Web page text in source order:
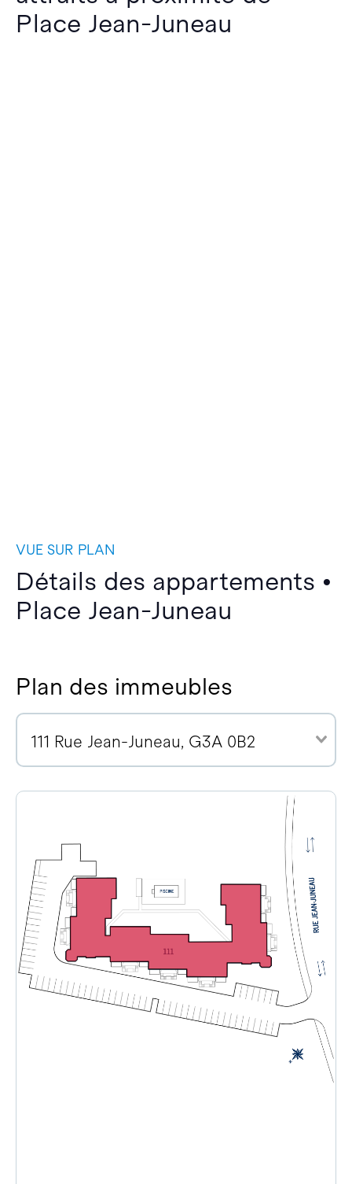
Place Jean-Juneau
VUE SUR PLAN
Détails des appartements •
Place Jean-Juneau
Plan des immeubles
111 Rue Jean-Juneau, G3A 0B2